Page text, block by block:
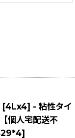
[4Lx4] - 粘性タイ
個人宅配送不
]